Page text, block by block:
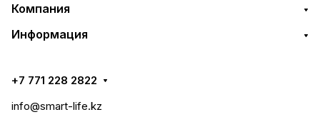
Компания
Информация
+7 771 228 2822
info@smart-life.kz